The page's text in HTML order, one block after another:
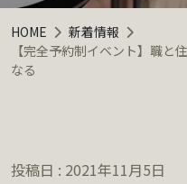
HOME
新着情報
【完全予約制イベント】職と
なる
投稿日 : 2021年11月5日